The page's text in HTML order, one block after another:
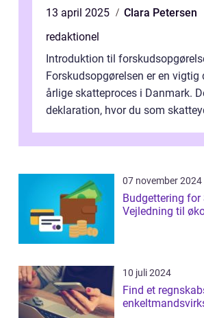
13 april 2025
Clara Petersen
redaktionel
Introduktion til
Forskudsopgørelsen er en vigtig
årlige skatteproces i Danmark.
deklaration, hvor du som
07 november 2024
Budgettering for
Vejledning til
10 juli 2024
Find et